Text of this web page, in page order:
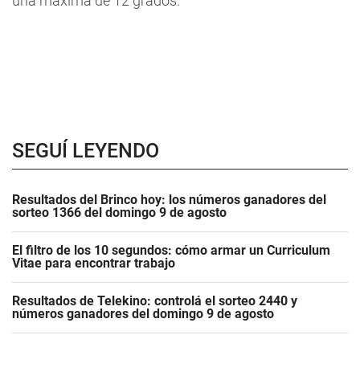
SEGUÍ LEYENDO
Resultados del Brinco hoy: los números ganadores del
sorteo 1366 del domingo 9 de agosto
El filtro de los 10 segundos: cómo armar un Curriculum
Vitae para encontrar trabajo
Resultados de Telekino: controlá el sorteo 2440 y
números ganadores del domingo 9 de agosto